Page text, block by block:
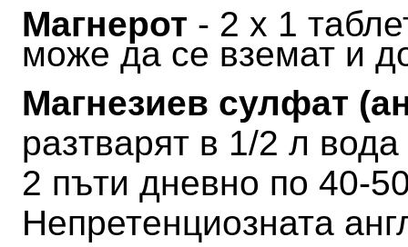
Магнерот - 2 х 1
може да се вземат и
Магнезиев сулфат
разтварят в 1/2 л
2 пъти дневно по 40-
Непретенциозната